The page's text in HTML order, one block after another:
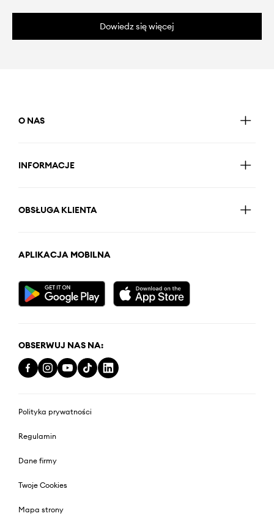
Dowiedz się więcej
O NAS
INFORMACJE
OBSŁUGA KLIENTA
APLIKACJA MOBILNA
OBSERWUJ NAS NA:
Polityka prywatności
Regulamin
Dane firmy
Twoje Cookies
Mapa strony